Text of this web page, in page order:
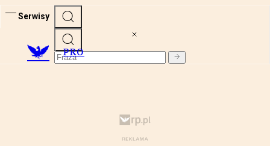
Serwisy
PRO